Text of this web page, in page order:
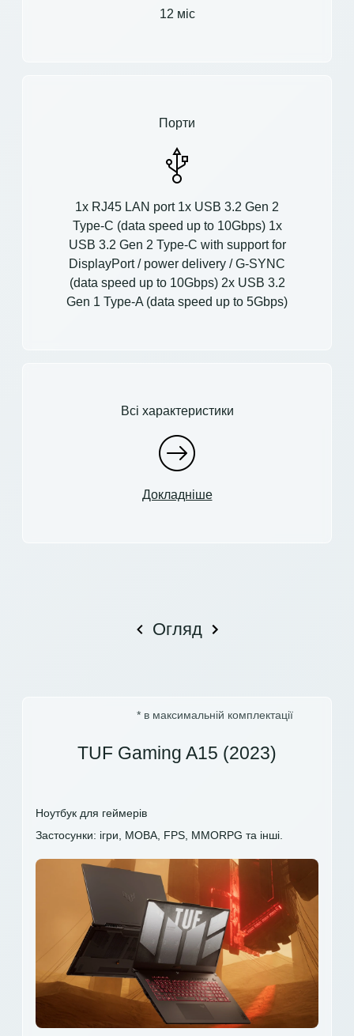
12 міс
Порти
1x RJ45 LAN port 1x USB 3.2 Gen 2
Type-C (data speed up to 10Gbps) 1x
USB 3.2 Gen 2 Type-C with support for
DisplayPort / power delivery / G-SYNC
(data speed up to 10Gbps) 2x USB 3.2
Gen 1 Type-A (data speed up to 5Gbps)
Всі характеристики
Докладніше
Огляд
* в максимальній комплектації
TUF Gaming A15 (2023)
Ноутбук для геймерів
Застосунки: ігри, MOBA, FPS, MMORPG та інші.